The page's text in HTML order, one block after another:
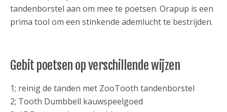
tandenborstel aan om mee te poetsen. Orapup is een
prima tool om een stinkende ademlucht te bestrijden.
Gebit poetsen op verschillende wijzen
1; reinig de tanden met ZooTooth tandenborstel
2; Tooth Dumbbell kauwspeelgoed